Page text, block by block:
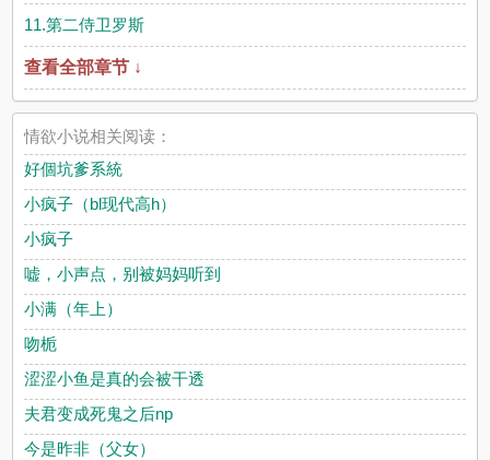
11.第二侍卫罗斯
查看全部章节 ↓
情欲小说相关阅读：
好個坑爹系統
小疯子（bl现代高h）
小疯子
嘘，小声点，别被妈妈听到
小满（年上）
吻栀
涩涩小鱼是真的会被干透
夫君变成死鬼之后np
今是昨非（父女）